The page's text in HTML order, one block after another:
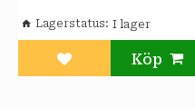
Lägg till i favoriter
Lagerstatus